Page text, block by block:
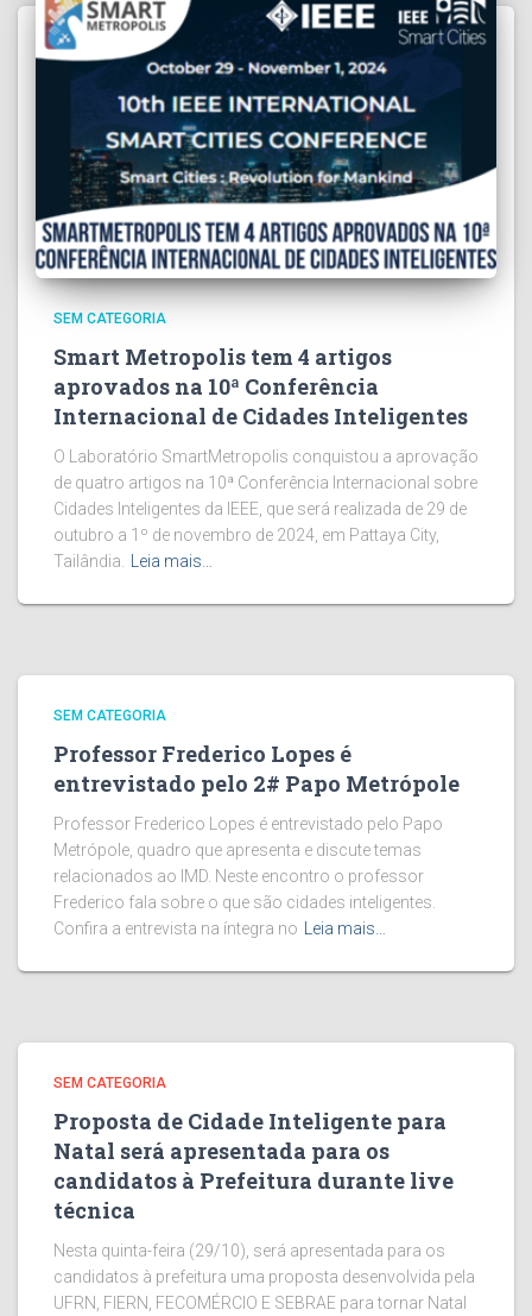
SEM CATEGORIA
Smart Metropolis tem 4 artigos
aprovados na 10ª Conferência
Internacional de Cidades Inteligentes
O Laboratório SmartMetropolis conquistou a aprovação
de quatro artigos na 10ª Conferência Internacional sobre
Cidades Inteligentes da IEEE, que será realizada de 29 de
outubro a 1º de novembro de 2024, em Pattaya City,
Tailândia.
Leia mais…
SEM CATEGORIA
Professor Frederico Lopes é
entrevistado pelo 2# Papo Metrópole
Professor Frederico Lopes é entrevistado pelo Papo
Metrópole, quadro que apresenta e discute temas
relacionados ao IMD. Neste encontro o professor
Frederico fala sobre o que são cidades inteligentes.
Confira a entrevista na íntegra no
Leia mais…
SEM CATEGORIA
Proposta de Cidade Inteligente para
Natal será apresentada para os
candidatos à Prefeitura durante live
técnica
Nesta quinta-feira (29/10), será apresentada para os
candidatos à prefeitura uma proposta desenvolvida pela
UFRN, FIERN, FECOMÉRCIO E SEBRAE para tornar Natal